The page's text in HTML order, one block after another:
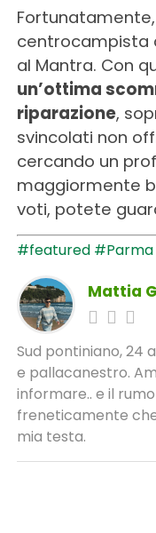
centrocampista
al Mantra. Con
un’ottima
riparazione,
svincolati non
cercando un
maggiormente
voti, potete
#featured #Parma
Mattia
Sud pontiniano, 24
e pallacanestro.
informare.. e il
freneticamente
mia testa.